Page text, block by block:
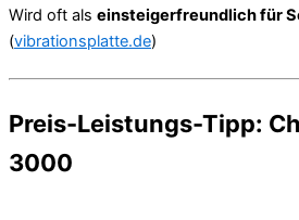
Wird oft als einsteigerfreundlich für
(vibrationsplatte.de)
Preis-Leistungs-Tipp:
3000